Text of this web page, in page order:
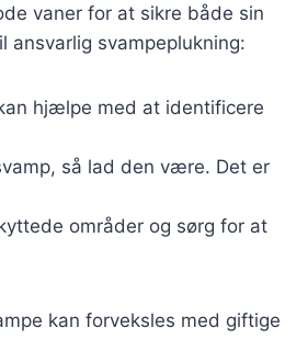
vaner for at sikre både sin
ansvarlig svampeplukning:
hjælpe med at identificere
så lad den være. Det er
områder og sørg for at
kan forveksles med giftige